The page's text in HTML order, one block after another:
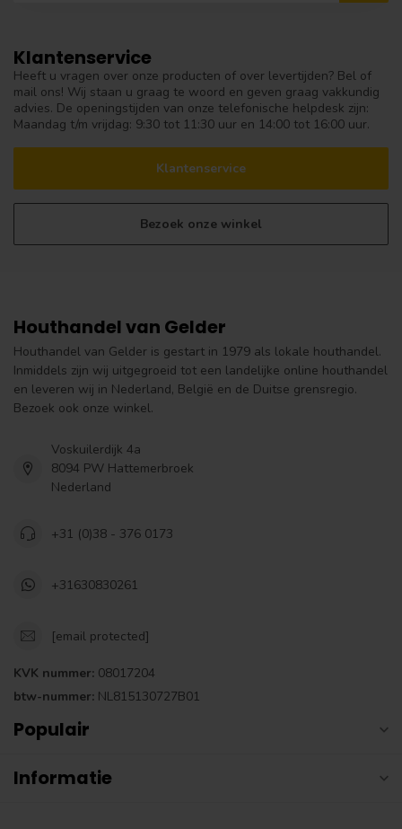
Klantenservice
Heeft u vragen over onze producten of over levertijden? Bel of
mail ons! Wij staan u graag te woord en geven graag vakkundig
advies. De openingstijden van onze telefonische helpdesk zijn:
Maandag t/m vrijdag: 9:30 tot 11:30 uur en 14:00 tot 16:00 uur.
Klantenservice
Bezoek onze winkel
Houthandel van Gelder
Houthandel van Gelder is gestart in 1979 als lokale houthandel.
Inmiddels zijn wij uitgegroeid tot een landelijke online houthandel
en leveren wij in Nederland, België en de Duitse grensregio.
Bezoek ook onze winkel.
Voskuilerdijk 4a
8094 PW Hattemerbroek
Nederland
+31 (0)38 - 376 0173
+31630830261
[email protected]
KVK nummer: 08017204
btw-nummer: NL815130727B01
Populair
Informatie